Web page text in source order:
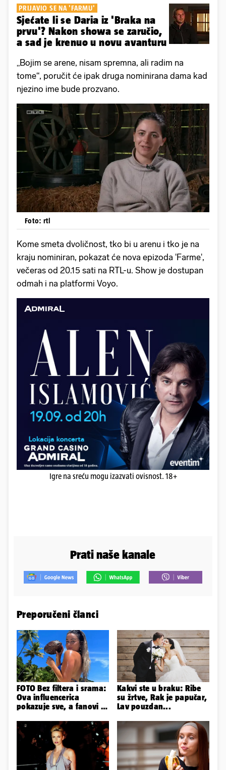
PRIJAVIO SE NA 'FARMU'
Sjećate li se Daria iz 'Braka na
prvu'? Nakon showa se zaručio,
a sad je krenuo u novu avanturu
„Bojim se arene, nisam spremna, ali radim na
tome“, poručit će ipak druga nominirana dama kad
njezino ime bude prozvano.
Foto: rtl
Kome smeta dvoličnost, tko bi u arenu i tko je na
kraju nominiran, pokazat će nova epizoda 'Farme',
večeras od 20.15 sati na RTL-u. Show je dostupan
odmah i na platformi Voyo.
Igre na sreću mogu izazvati ovisnost. 18+
Prati naše kanale
Preporučeni članci
FOTO Bez filtera i srama:
Ova influencerica
pokazuje sve, a fanovi je
Kakvi ste u braku: Ribe
su žrtve, Rak je papučar,
Lav pouzdan...